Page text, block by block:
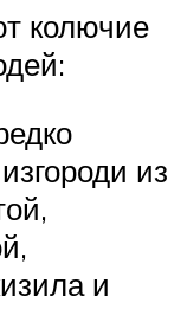
колючие
из
и